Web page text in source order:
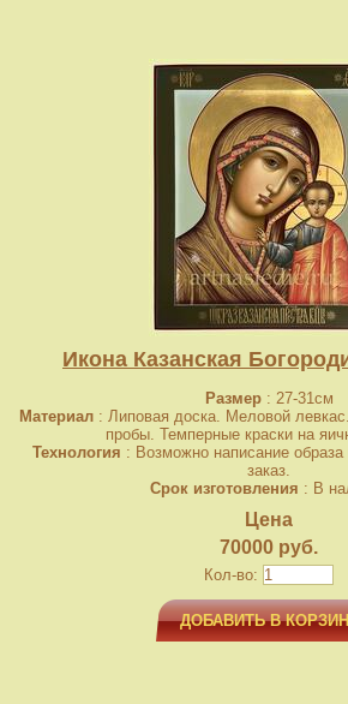
Икона Казанская
Размер: 27-31см
Материал : Липовая доска. Меловой
пробы. Темперные краски на
Технология : Возможно написание
заказ.
Срок изготовления : В
Цена
70000 руб.
Кол-во:
ДОБАВИТЬ В